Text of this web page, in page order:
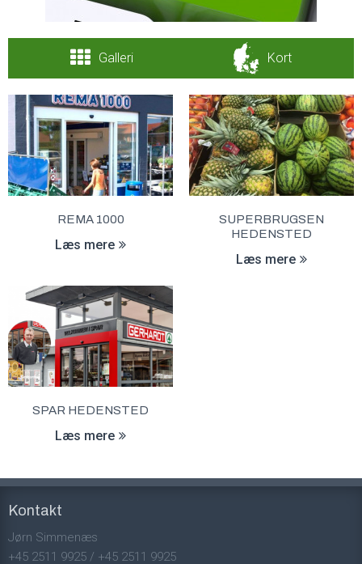
Galleri Kort
REMA 1000
Læs mere
SUPERBRUGSEN
HEDENSTED
Læs mere
SPAR HEDENSTED
Læs mere
Kontakt
Jørn Simmenæs
+45 2511 9925 / +45 2511 9925